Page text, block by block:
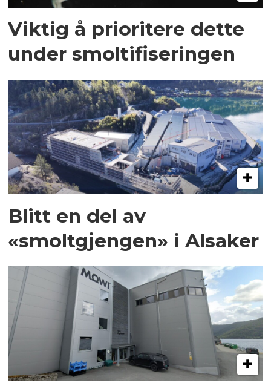
Viktig å prioritere dette
under smoltifiseringen
Blitt en del av
«smoltgjengen» i Alsaker